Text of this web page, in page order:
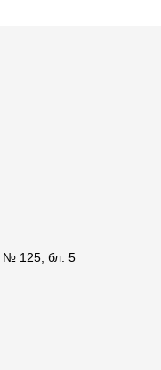
№ 125, бл. 5